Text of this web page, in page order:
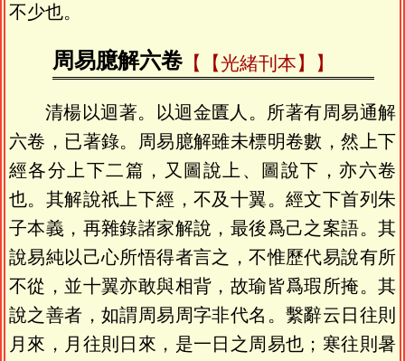
不少也。
周易臆解六卷 【光緒刊本】
清楊以迴著。以迴金匱人。所著有周易通解
六卷，已著錄。周易臆解雖未標明卷數，然上下
經各分上下二篇，又圖說上、圖說下，亦六卷
也。其解說祇上下經，不及十翼。經文下首列朱
子本義，再雜錄諸家解說，最後爲己之案語。其
說易純以己心所悟得者言之，不惟歷代易說有所
不從，並十翼亦敢與相背，故瑜皆爲瑕所掩。其
說之善者，如謂周易周字非代名。繫辭云日往則
月來，月往則日來，是一日之周易也；寒往則暑